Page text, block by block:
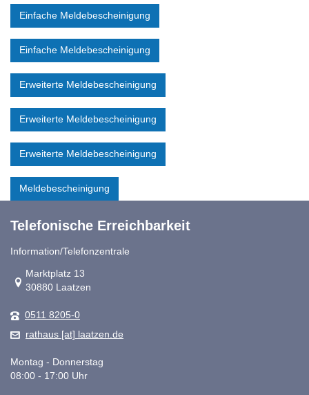
Einfache Meldebescheinigung
Einfache Meldebescheinigung
Erweiterte Meldebescheinigung
Erweiterte Meldebescheinigung
Erweiterte Meldebescheinigung
Meldebescheinigung
Telefonische Erreichbarkeit
Information/Telefonzentrale
Link zur Google-Maps Navigation
Marktplatz 13
30880 Laatzen
0511 8205-0
rathaus [at] laatzen.de
Montag - Donnerstag
08:00 - 17:00 Uhr